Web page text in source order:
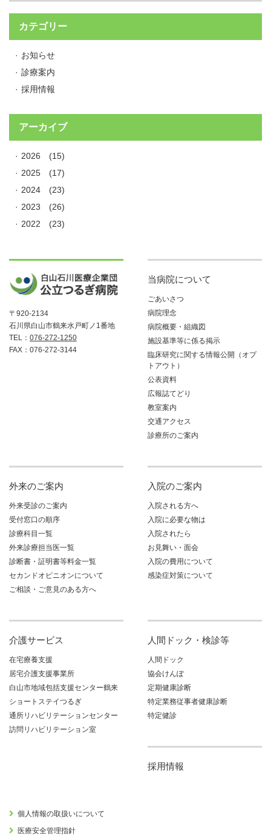
カテゴリー
お知らせ
診療案内
採用情報
アーカイブ
2026
(15)
2025
(17)
2024
(23)
2023
(26)
2022
(23)
〒920-2134
石川県白山市鶴来水戸町ノ1番地
TEL： 076-272-1250
FAX：076-272-3144
当病院について
ごあいさつ
病院理念
病院概要・組織図
施設基準等に係る掲示
臨床研究に関する情報公開（オプ
トアウト）
公表資料
広報誌てどり
教室案内
交通アクセス
診療所のご案内
外来のご案内
外来受診のご案内
受付窓口の順序
診療科目一覧
外来診療担当医一覧
診断書・証明書等料金一覧
セカンドオピニオンについて
ご相談・ご意見のある方へ
入院のご案内
入院される方へ
入院に必要な物は
入院されたら
お見舞い・面会
入院の費用について
感染症対策について
介護サービス
在宅療養支援
居宅介護支援事業所
白山市地域包括支援センター鶴来
ショートステイつるぎ
通所リハビリテーションセンター
訪問リハビリテーション室
人間ドック・検診等
人間ドック
協会けんぽ
定期健康診断
特定業務従事者健康診断
特定健診
採用情報
個人情報の取扱いについて
医療安全管理指針